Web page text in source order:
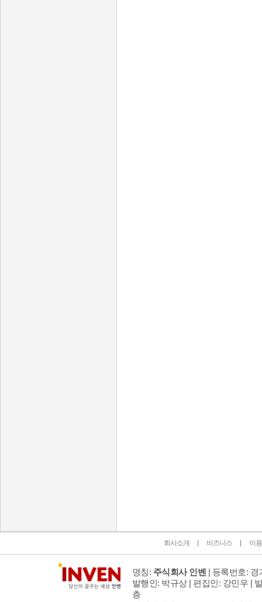
회사소개 비즈니스 이
명칭: 주식회사 인벤 | 등록번호: 경
발행인: 박규상 | 편집인: 강민우 |
층